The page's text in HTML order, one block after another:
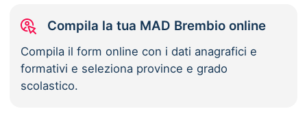
Compila la tua MAD Brembio online
Compila il form online con i dati anagrafici e
formativi e seleziona province e grado
scolastico.